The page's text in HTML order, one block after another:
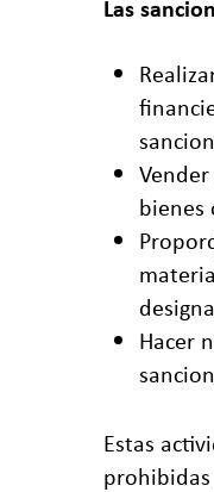
Las
bienes
Hacer
Estas